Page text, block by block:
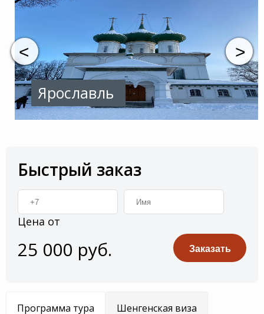
Ярославль
Быстрый заказ
Цена от
25 000 руб. Заказать
Программа тура Шенгенская виза